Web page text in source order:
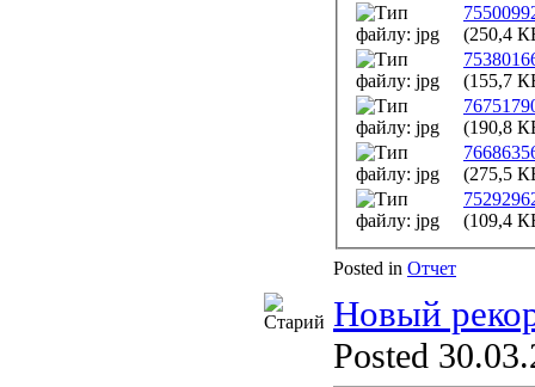
(250,4
(155,7
(190,8
(275,5
(109,4
Posted in Отчет
Новый
Posted